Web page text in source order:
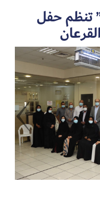
تنظم حفل